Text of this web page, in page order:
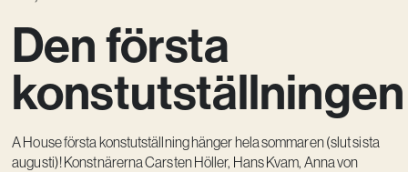
Den första
konstutställningen
A House första konstutställning hänger hela sommaren (slut sista
augusti)! Konstnärerna Carsten Höller, Hans Kvam, Anna von